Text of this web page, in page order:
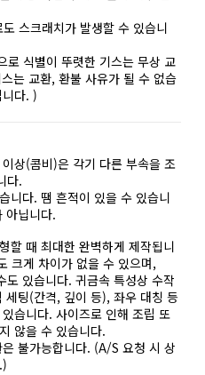
스크래치가 발생할 수 있습니
식별이 뚜렷한 기스는 무상 교
는 교환, 환불 사유가 될 수 없습
다. )
상(콤비)은 각기 다른 부속을 조
다.
니다. 땜 흔적이 있을 수 있습니
아닙니다.
할 때 최대한 완벽하게 제작됩니
크게 차이가 없을 수 있으며,
도 있습니다. 귀금속 특성상 수작
세팅(간격, 깊이 등), 좌우 대칭 등
습니다. 사이즈로 인해 조립 또
않을 수 있습니다.
불가능합니다. (A/S 요청 시 상